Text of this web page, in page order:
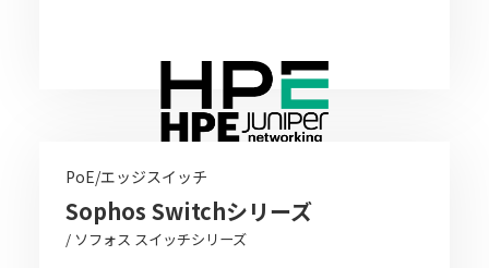
PoE/エッジスイッチ
Sophos Switchシリーズ
/ ソフォス スイッチシリーズ